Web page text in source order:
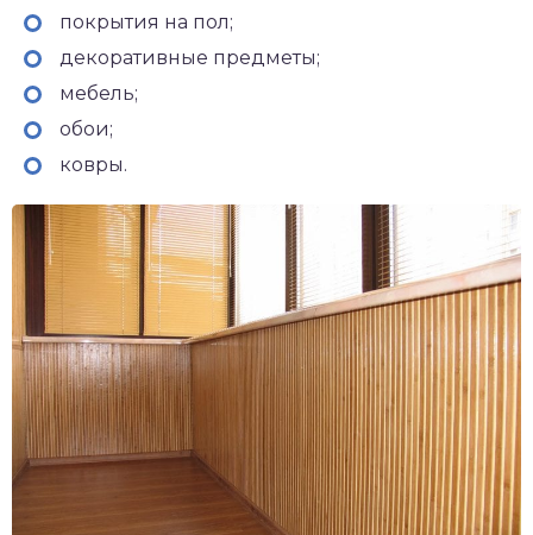
покрытия на пол;
декоративные предметы;
мебель;
обои;
ковры.